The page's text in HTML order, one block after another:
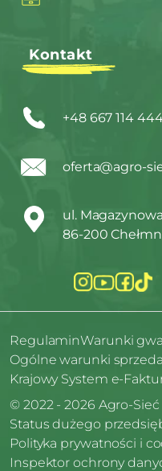
Kontakt
+48 667 114
oferta@agro-
ul.
86-200
RegulaminWarunki
Ogólne warunki
Krajowy System e-
© 2022 - 2026 Agro-Sieć
Status dużego
Polityka prywatności i
Inspektor ochrony